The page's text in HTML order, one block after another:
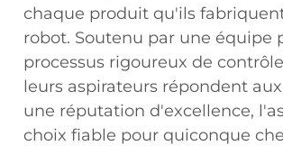
chaque produit qu'ils
robot. Soutenu par une équipe
processus rigoureux de
leurs aspirateurs répondent
une réputation d'excellence,
choix fiable pour quiconque